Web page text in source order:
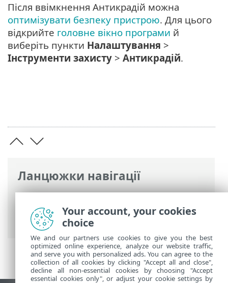
Ланцюжки навігації
Інтерактивна довідка ESET>ESET
Internet Security>Початок роботи>
Увімкнути Антикрадій
Після ввімкнення Антикрадій можна
оптимізувати безпеку пристрою. Для цього
відкрийте головне вікно програми й
виберіть пункти Налаштування >
Інструменти захисту > Антикрадій.
Your account, your cookies
choice
We and our partners use cookies to give you the best
optimized online experience, analyze our website traffic,
and serve you with personalized ads. You can agree to the
collection of all cookies by clicking "Accept all and close",
decline all non-essential cookies by choosing "Accept
essential cookies only", or adjust your cookie settings by